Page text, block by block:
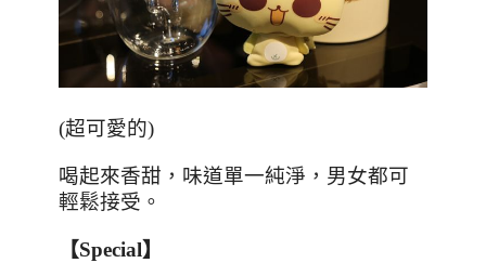
(超可愛的)
喝起來香甜，味道單一純淨，男女都可
輕鬆接受。
【Special】